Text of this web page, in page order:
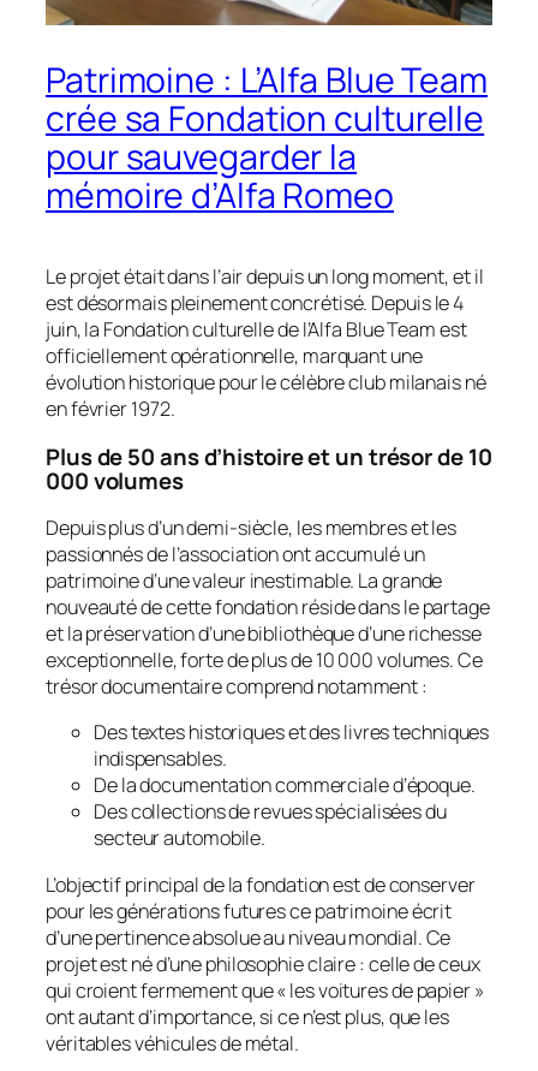
Patrimoine : L’Alfa Blue Team
crée sa Fondation culturelle
pour sauvegarder la
mémoire d’Alfa Romeo
Le projet était dans l’air depuis un long moment, et il
est désormais pleinement concrétisé. Depuis le 4
juin, la Fondation culturelle de l’Alfa Blue Team est
officiellement opérationnelle, marquant une
évolution historique pour le célèbre club milanais né
en février 1972.
Plus de 50 ans d’histoire et un trésor de 10
000 volumes
Depuis plus d’un demi-siècle, les membres et les
passionnés de l’association ont accumulé un
patrimoine d’une valeur inestimable. La grande
nouveauté de cette fondation réside dans le partage
et la préservation d’une bibliothèque d’une richesse
exceptionnelle, forte de plus de 10 000 volumes. Ce
trésor documentaire comprend notamment :
Des textes historiques et des livres techniques
indispensables.
De la documentation commerciale d’époque.
Des collections de revues spécialisées du
secteur automobile.
L’objectif principal de la fondation est de conserver
pour les générations futures ce patrimoine écrit
d’une pertinence absolue au niveau mondial. Ce
projet est né d’une philosophie claire : celle de ceux
qui croient fermement que « les voitures de papier »
ont autant d’importance, si ce n’est plus, que les
véritables véhicules de métal.